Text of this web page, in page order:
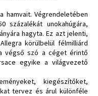
hamvait. Végrendeletében
százalékát unokahúgára,
hagyta. Ez azt jelenti,
körülbelül félmilliárd
végső szó a céget érintő
egyike a világvezető
kiegészítőket,
tervez és árul különféle